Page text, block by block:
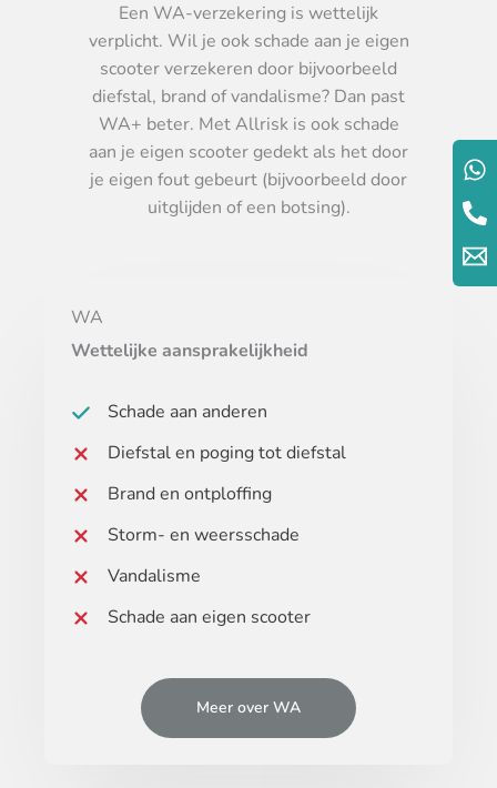
Een WA-verzekering is wettelijk
verplicht. Wil je ook schade aan je eigen
scooter verzekeren door bijvoorbeeld
diefstal, brand of vandalisme? Dan past
WA+ beter. Met Allrisk is ook schade
aan je eigen scooter gedekt als het door
je eigen fout gebeurt (bijvoorbeeld door
uitglijden of een botsing).
WA
Wettelijke aansprakelijkheid
Schade aan anderen
Diefstal en poging tot diefstal
Brand en ontploffing
Storm- en weersschade
Vandalisme
Schade aan eigen scooter
Meer over WA